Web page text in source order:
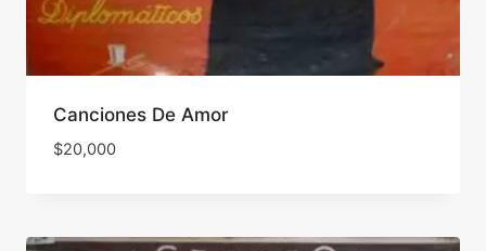
Canciones De Amor
$20,000